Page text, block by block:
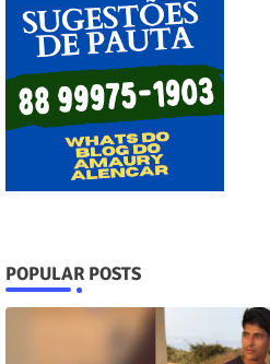
POPULAR POSTS